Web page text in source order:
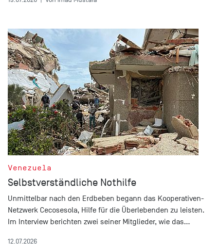
Venezuela
Selbstverständliche Nothilfe
Unmittelbar nach den Erdbeben begann das Kooperativen-
Netzwerk Cecosesola, Hilfe für die Überlebenden zu leisten.
Im Interview berichten zwei seiner Mitglieder, wie das…
12.07.2026